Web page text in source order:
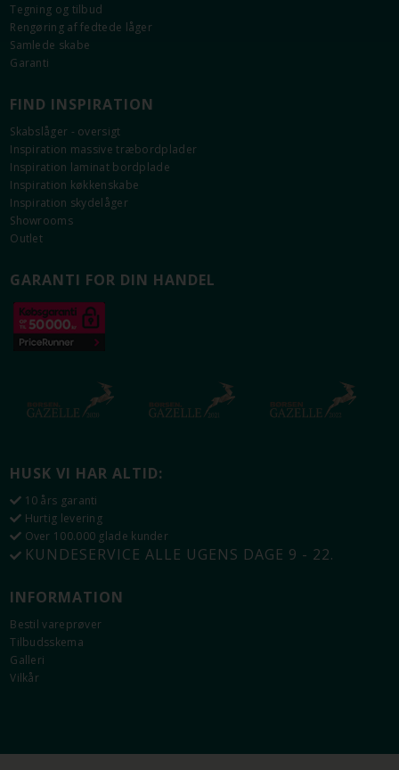
Tegning og tilbud
Rengøring af fedtede låger
Samlede skabe
Garanti
FIND INSPIRATION
Skabslåger - oversigt
Inspiration massive træbordplader
Inspiration laminat bordplade
Inspiration køkkenskabe
Inspiration skydelåger
Showrooms
Outlet
GARANTI FOR DIN HANDEL
HUSK VI HAR ALTID:
10 års garanti
Hurtig levering
Over 100.000 glade kunder
KUNDESERVICE ALLE UGENS DAGE 9 - 22.
INFORMATION
Bestil vareprøver
Tilbudsskema
Galleri
Vilkår